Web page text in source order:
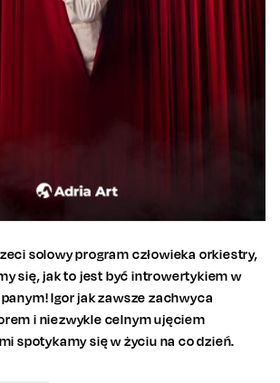
solowy program człowieka orkiestry,
się, jak to jest być introwertykiem w
Igor jak zawsze zachwyca
i niezwykle celnym ujęciem
spotykamy się w życiu na co dzień.